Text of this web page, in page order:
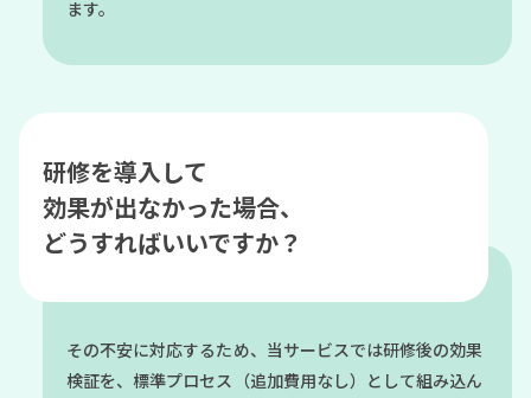
ます。
研修を導入して
効果が出なかった場合、
どうすればいいですか？
その不安に対応するため、当サービスでは研修後の効果
検証を、標準プロセス（追加費用なし）として組み込ん